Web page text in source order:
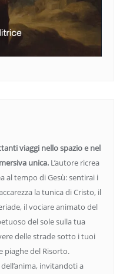
viaggi nello spazio e nel
unica. L’autore ricrea
al tempo di Gesù: sentirai i
la tunica di Cristo, il
il vociare animato del
del sole sulla tua
delle strade sotto i tuoi
piaghe del Risorto.
invitandoti a